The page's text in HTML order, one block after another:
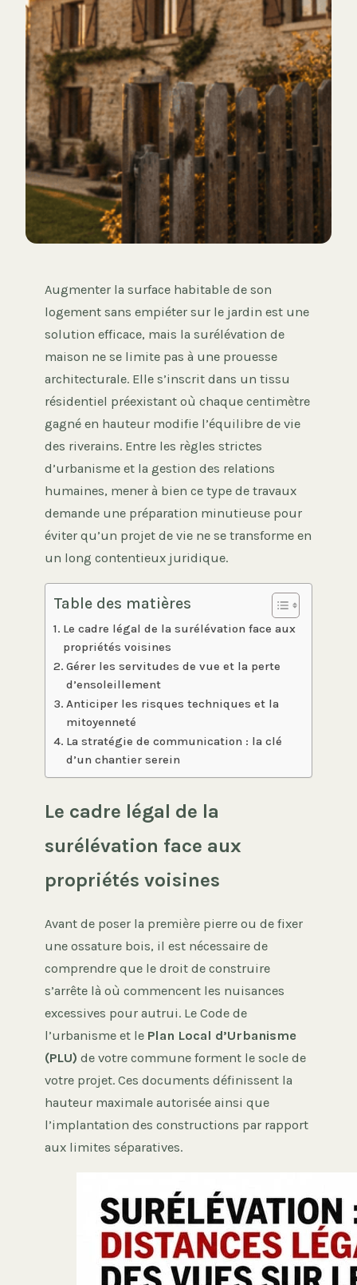
Augmenter la surface habitable de son
logement sans empiéter sur le jardin est une
solution efficace, mais la surélévation de
maison ne se limite pas à une prouesse
architecturale. Elle s’inscrit dans un tissu
résidentiel préexistant où chaque centimètre
gagné en hauteur modifie l’équilibre de vie
des riverains. Entre les règles strictes
d’urbanisme et la gestion des relations
humaines, mener à bien ce type de travaux
demande une préparation minutieuse pour
éviter qu’un projet de vie ne se transforme en
un long contentieux juridique.
Table des matières
Le cadre légal de la surélévation face aux
propriétés voisines
Gérer les servitudes de vue et la perte
d’ensoleillement
Anticiper les risques techniques et la
mitoyenneté
La stratégie de communication : la clé
d’un chantier serein
Le cadre légal de la
surélévation face aux
propriétés voisines
Avant de poser la première pierre ou de fixer
une ossature bois, il est nécessaire de
comprendre que le droit de construire
s’arrête là où commencent les nuisances
excessives pour autrui. Le Code de
l’urbanisme et le Plan Local d’Urbanisme
(PLU) de votre commune forment le socle de
votre projet. Ces documents définissent la
hauteur maximale autorisée ainsi que
l’implantation des constructions par rapport
aux limites séparatives.